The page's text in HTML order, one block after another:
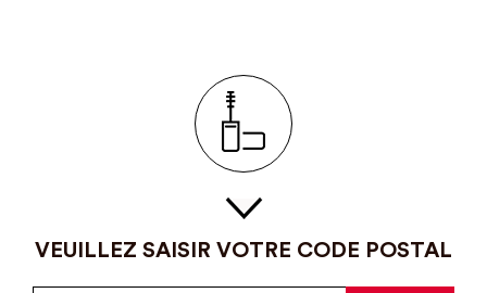
VEUILLEZ SAISIR VOTRE CODE POSTAL